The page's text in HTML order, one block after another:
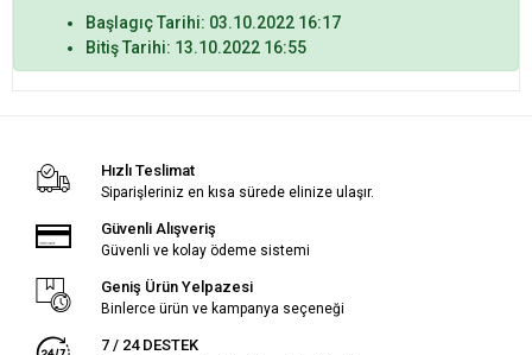
Başlagıç Tarihi: 03.10.2022 16:17
Bitiş Tarihi: 13.10.2022 16:55
Hızlı Teslimat
Siparişleriniz en kısa sürede elinize ulaşır.
Güvenli Alışveriş
Güvenli ve kolay ödeme sistemi
Geniş Ürün Yelpazesi
Binlerce ürün ve kampanya seçeneği
7 / 24 DESTEK